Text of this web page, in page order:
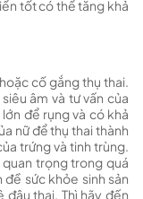
tốt có thể tăng khả
cố gắng thụ thai.
âm và tư vấn của
để rụng và có khả
nữ để thụ thai thành
trứng và tinh trùng.
trọng trong quá
sức khỏe sinh sản
thai. Thì hãy đến